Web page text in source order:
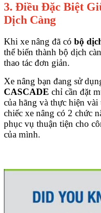
3. Điều Đặc Biệt
Dịch Càng
Khi xe nâng đã có bộ
thể biến thành bộ dịch
thao tác đơn giản.
Xe nâng bạn đang sử
CASCADE chỉ cần đặt
của hãng và thực hiện vài
chiếc xe nâng có 2 chức
phục vụ thuận tiện cho
của mình.